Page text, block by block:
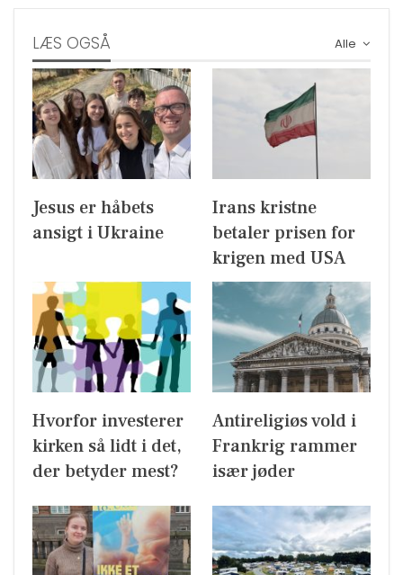
Alle
LÆS OGSÅ
Jesus er håbets
ansigt i Ukraine
Irans kristne
betaler prisen for
krigen med USA
Hvorfor investerer
kirken så lidt i det,
der betyder mest?
Antireligiøs vold i
Frankrig rammer
især jøder